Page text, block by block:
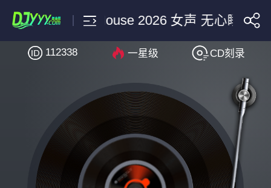
搜索
活-Dj暮雪 ProgHouse 2026 女声 无心睡眠鼓
112338 一星级 CD刻录